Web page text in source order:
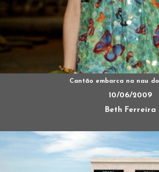
Cantão embarca na nau
10/06/2009
Beth Ferreira